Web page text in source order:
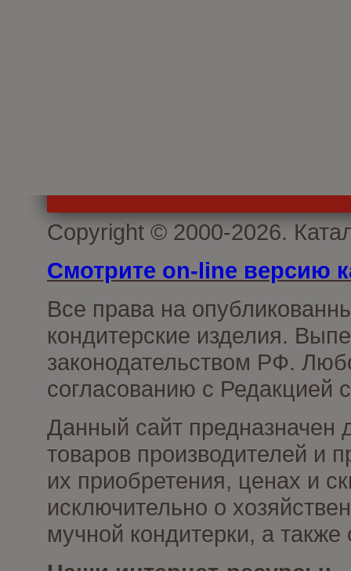
Copyright © 2000-2026.
Смотрите on-line версию
Все права на
кондитерские изделия.
законодательством РФ.
согласованию с Редакцией
Данный сайт предназначен
товаров производителей и
их приобретения, ценах и
исключительно о
мучной кондитерки, а